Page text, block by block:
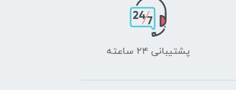
پشتیبانی ۲۴ ساعته